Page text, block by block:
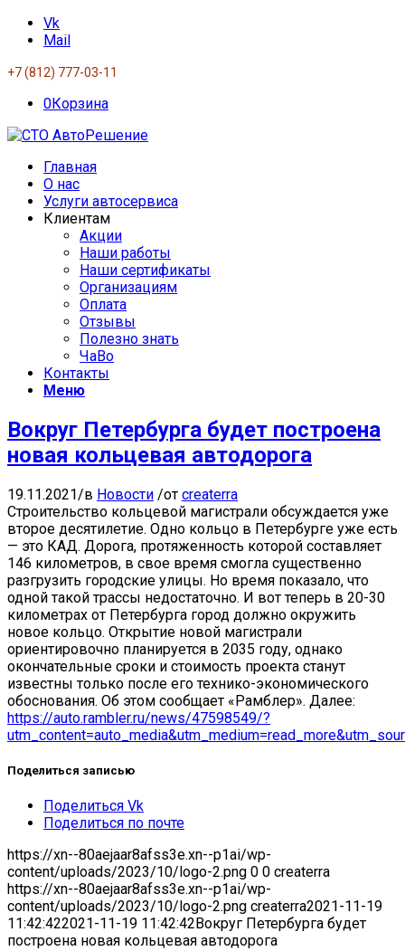
Vk
Mail
+7 (812) 777-03-11
0Корзина
Главная
О нас
Услуги автосервиса
Клиентам
Акции
Наши работы
Наши сертификаты
Организациям
Оплата
Отзывы
Полезно знать
ЧаВо
Контакты
Меню
Вокруг Петербурга будет построена
новая кольцевая автодорога
19.11.2021/в Новости /от createrra
Строительство кольцевой магистрали обсуждается уже
второе десятилетие. Одно кольцо в Петербурге уже есть
— это КАД. Дорога, протяженность которой составляет
146 километров, в свое время смогла существенно
разгрузить городские улицы. Но время показало, что
одной такой трассы недостаточно. И вот теперь в 20-30
километрах от Петербурга город должно окружить
новое кольцо. Открытие новой магистрали
ориентировочно планируется в 2035 году, однако
окончательные сроки и стоимость проекта станут
известны только после его технико-экономического
обоснования. Об этом сообщает «Рамблер». Далее:
https://auto.rambler.ru/news/47598549/?
Поделиться записью
Поделиться Vk
Поделиться по почте
https://xn--80aejaar8afss3e.xn--p1ai/wp-
content/uploads/2023/10/logo-2.png 0 0 createrra
https://xn--80aejaar8afss3e.xn--p1ai/wp-
content/uploads/2023/10/logo-2.png createrra2021-11-19
11:42:422021-11-19 11:42:42 Вокруг Петербурга будет
построена новая кольцевая автодорога